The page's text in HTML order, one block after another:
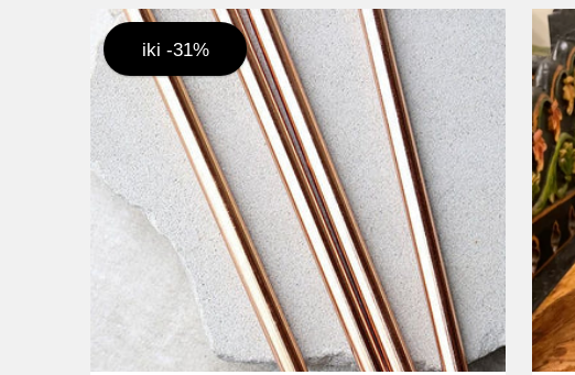
iki -31%